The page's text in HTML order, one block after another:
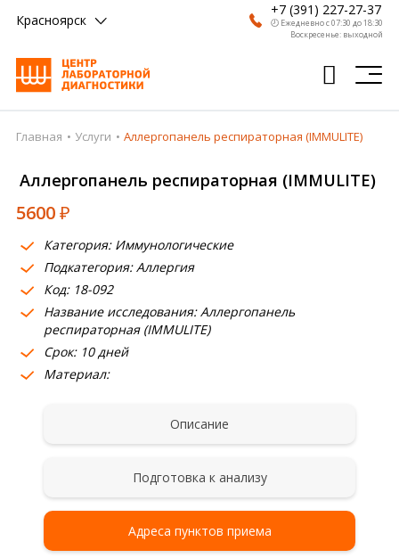
Красноярск
+7 (391) 227-27-37
🕗 Ежедневно с 07:30 до 18:30
Воскресенье: выходной
Главная
Анализы
Врачи
Получить результат
Пациентам
О компании
Где сдать
Главная Услуги Аллергопанель респираторная (IMMULITE)
Аллергопанель респираторная (IMMULITE)
5600₽
Категория: Иммунологические
Подкатегория: Аллергия
Код: 18-092
Название исследования: Аллергопанель
респираторная (IMMULITE)
Срок: 10 дней
Материал:
Описание
Подготовка к анализу
Адреса пунктов приема